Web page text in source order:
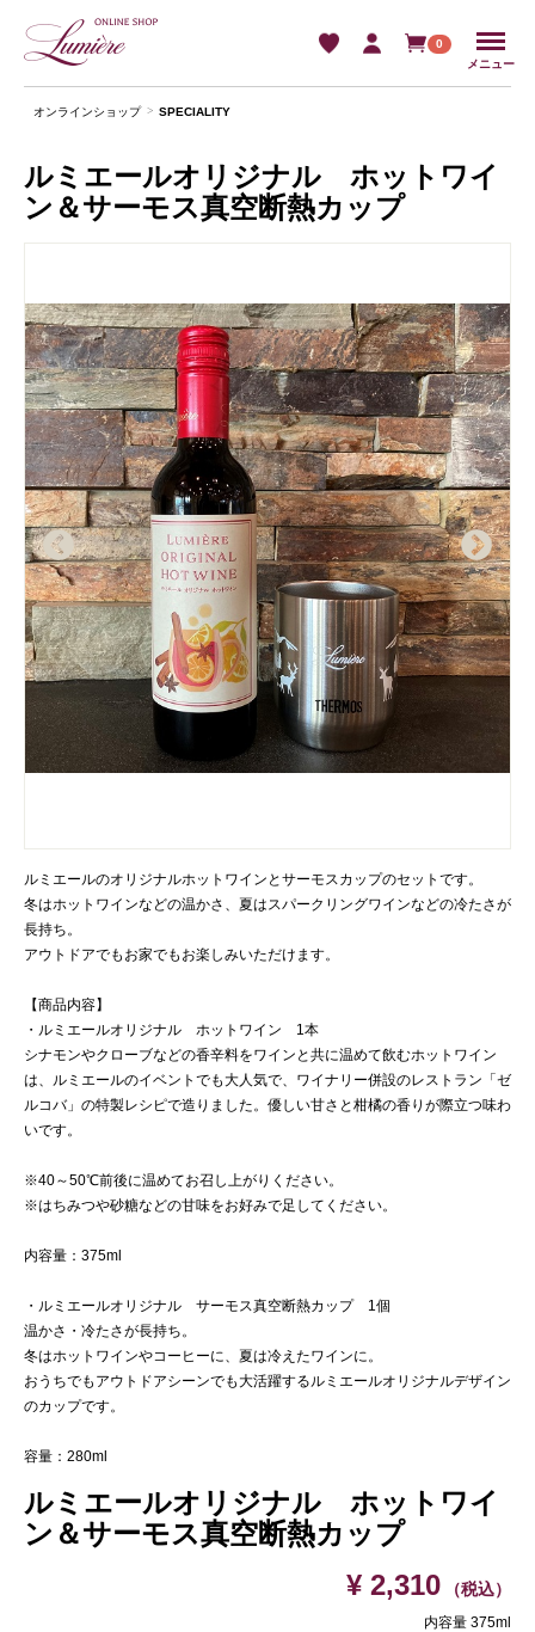
0
メニュー
オンラインショップ SPECIALITY
ルミエールオリジナル ホットワイ
ン＆サーモス真空断熱カップ
ルミエールのオリジナルホットワインとサーモスカップのセットです。
冬はホットワインなどの温かさ、夏はスパークリングワインなどの冷たさが
長持ち。
アウトドアでもお家でもお楽しみいただけます。
【商品内容】
・ルミエールオリジナル ホットワイン 1本
シナモンやクローブなどの香辛料をワインと共に温めて飲むホットワイン
は、ルミエールのイベントでも大人気で、ワイナリー併設のレストラン「ゼ
ルコバ」の特製レシピで造りました。優しい甘さと柑橘の香りが際立つ味わ
いです。
※40～50℃前後に温めてお召し上がりください。
※はちみつや砂糖などの甘味をお好みで足してください。
内容量：375ml
・ルミエールオリジナル サーモス真空断熱カップ 1個
温かさ・冷たさが長持ち。
冬はホットワインやコーヒーに、夏は冷えたワインに。
おうちでもアウトドアシーンでも大活躍するルミエールオリジナルデザイン
のカップです。
容量：280ml
ルミエールオリジナル ホットワイ
ン＆サーモス真空断熱カップ
¥ 2,310
（税込）
内容量 375ml